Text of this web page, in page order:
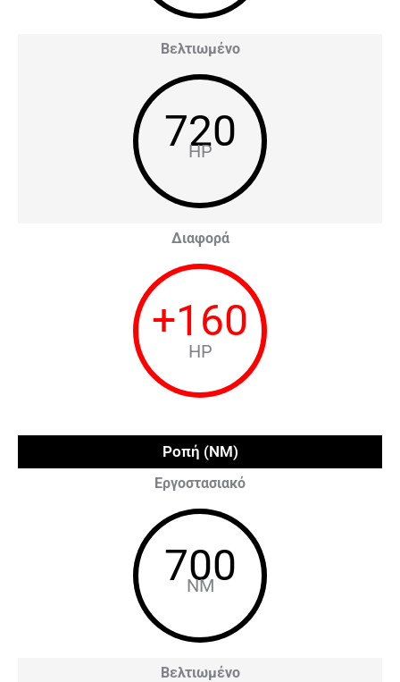
Βελτιωμένο
720
HP
Διαφορά
+160
HP
Ροπή (NM)
Εργοστασιακό
700
NM
Βελτιωμένο